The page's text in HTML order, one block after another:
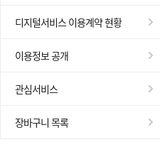
디지털서비스 이용계약 현황
이용정보 공개
관심서비스
장바구니 목록